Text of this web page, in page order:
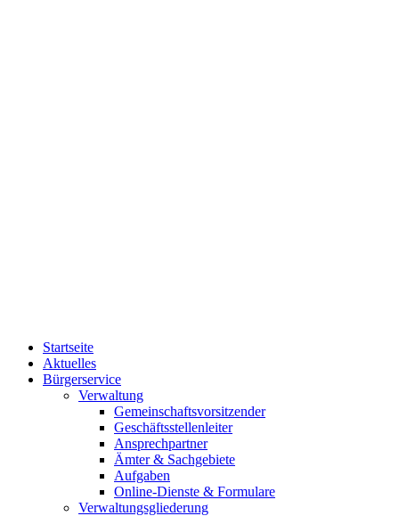
Startseite
Aktuelles
Bürgerservice
Verwaltung
Gemeinschaftsvorsitzender
Geschäftsstellenleiter
Ansprechpartner
Ämter & Sachgebiete
Aufgaben
Online-Dienste & Formulare
Verwaltungsgliederung